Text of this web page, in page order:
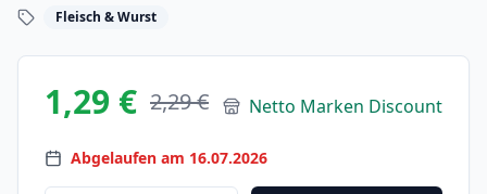
Fleisch & Wurst
1,29 € 2,29 € Netto Marken Discount
Abgelaufen am 16.07.2026